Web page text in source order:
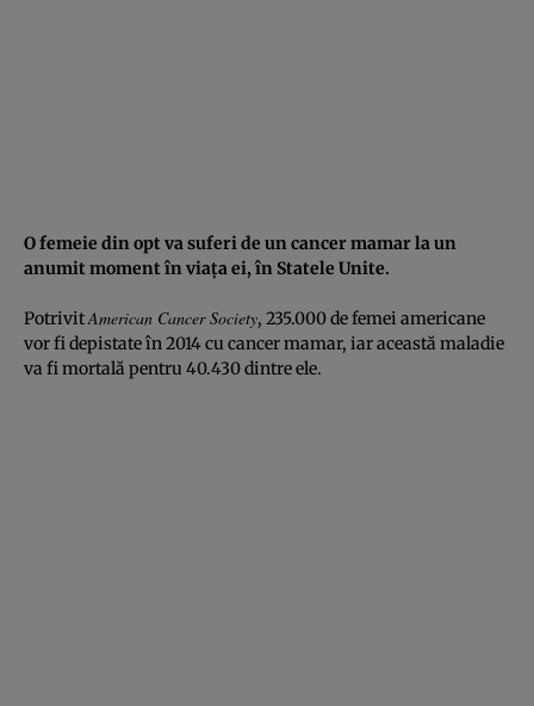
O femeie din opt va suferi de un cancer mamar la un
anumit moment în viaţa ei, în Statele Unite.
PotrivitAmerican Cancer Society, 235.000 de femei americane
vor fi depistate în 2014 cu cancer mamar, iar această maladie
va fi mortală pentru 40.430 dintre ele.